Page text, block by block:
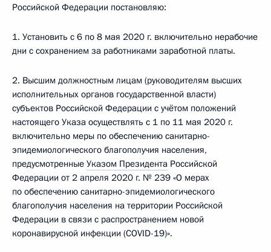
Российской Федерации постановляю:
1. Установить с 6 по 8 мая 2020 г. включительно нерабочие
дни с сохранением за работниками заработной платы.
2. Высшим должностным лицам (руководителям высших
исполнительных органов государственной власти)
субъектов Российской Федерации с учётом положений
настоящего Указа осуществлять с 1 по 11 мая 2020 г.
включительно меры по обеспечению санитарно-
эпидемиологического благополучия населения,
предусмотренные Указом Президента Российской
Федерации от 2 апреля 2020 г. № 239 «О мерах
по обеспечению санитарно-эпидемиологического
благополучия населения на территории Российской
Федерации в связи с распространением новой
коронавирусной инфекции (COVID-19)».